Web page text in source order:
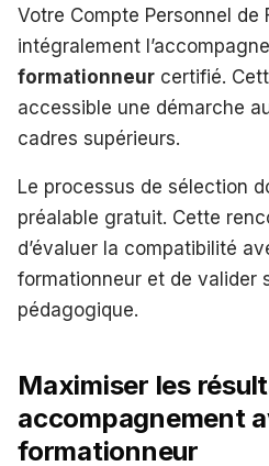
Votre Compte Personnel
intégralement
formationneur certifié.
accessible une démarche
cadres supérieurs.
Le processus de sélection
préalable gratuit. Cette
d’évaluer la compatibilité
formationneur et de valider
pédagogique.
Maximiser les
accompagnement
formationneur